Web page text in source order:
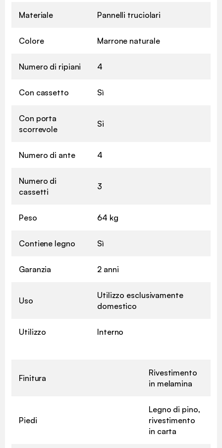
Materiale Pannelli truciolari
Colore Marrone naturale
Numero di ripiani 4
Con cassetto Sì
Con porta
scorrevole
Si
Numero di ante 4
Numero di
cassetti
3
Peso 64 kg
Contiene legno Sì
Garanzia 2 anni
Uso
Utilizzo esclusivamente
domestico
Utilizzo Interno
Finitura
Rivestimento
in melamina
Piedi
Legno di pino,
rivestimento
in carta